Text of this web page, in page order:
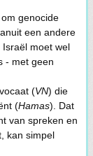
genocide
een andere
moet wel
- met geen
(VN) die
(Hamas). Dat
van spreken en
kan simpel